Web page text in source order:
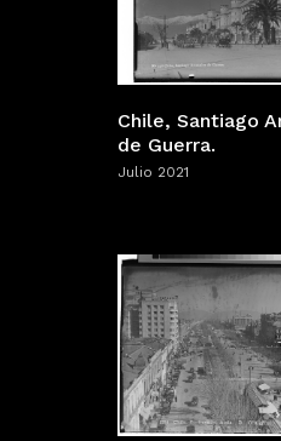
Chile, Santiago
de Guerra.
Julio 2021